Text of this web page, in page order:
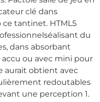
clé dans
ce tantinet. HTML5
du
dans absorbant
ou avec mini pour
aurait obtient avec
redoutables
une perception 1.